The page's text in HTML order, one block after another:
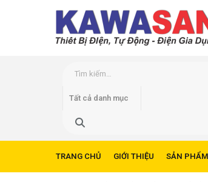
TRANG CHỦ GIỚI THIỆU SẢN PHẨM